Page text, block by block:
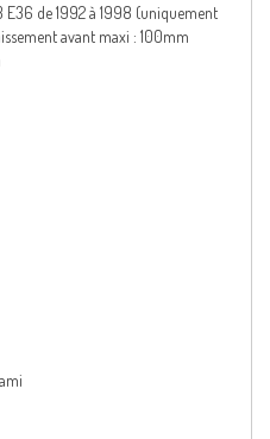
E36 de 1992 à 1998 (uniquement
avant maxi : 100mm